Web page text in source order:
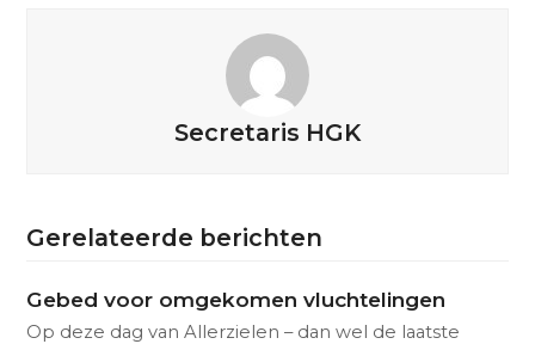
Secretaris HGK
Gerelateerde berichten
Gebed voor omgekomen vluchtelingen
Op deze dag van Allerzielen – dan wel de laatste